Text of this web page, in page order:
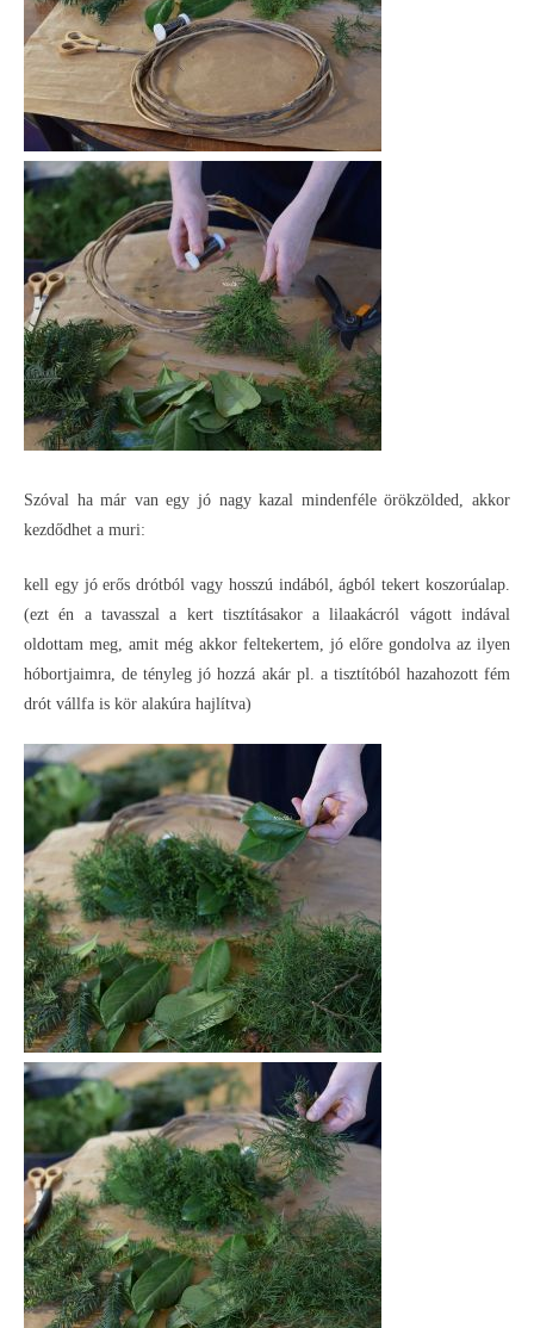
Szóval ha már van egy jó nagy kazal mindenféle örökzölded, akkor
kezdődhet a muri:
kell egy jó erős drótból vagy hosszú indából, ágból tekert koszorúalap.
(ezt én a tavasszal a kert tisztításakor a lilaakácról vágott indával
oldottam meg, amit még akkor feltekertem, jó előre gondolva az ilyen
hóbortjaimra, de tényleg jó hozzá akár pl. a tisztítóból hazahozott fém
drót vállfa is kör alakúra hajlítva)